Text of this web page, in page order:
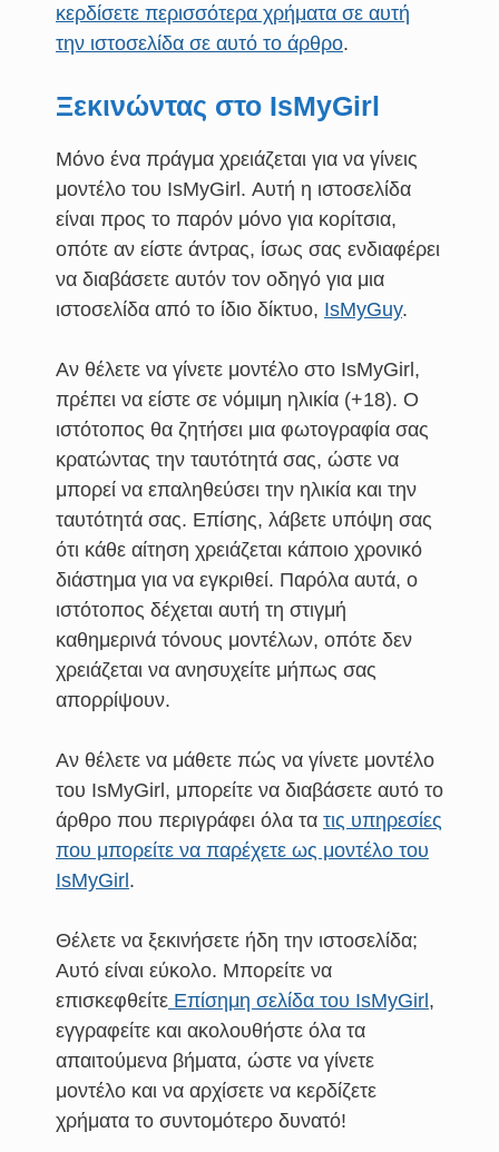
κερδίσετε περισσότερα χρήματα σε αυτή
την ιστοσελίδα σε αυτό το άρθρο.
Ξεκινώντας στο IsMyGirl
Μόνο ένα πράγμα χρειάζεται για να γίνεις
μοντέλο του IsMyGirl. Αυτή η ιστοσελίδα
είναι προς το παρόν μόνο για κορίτσια,
οπότε αν είστε άντρας, ίσως σας ενδιαφέρει
να διαβάσετε αυτόν τον οδηγό για μια
ιστοσελίδα από το ίδιο δίκτυο, IsMyGuy.
Αν θέλετε να γίνετε μοντέλο στο IsMyGirl,
πρέπει να είστε σε νόμιμη ηλικία (+18). Ο
ιστότοπος θα ζητήσει μια φωτογραφία σας
κρατώντας την ταυτότητά σας, ώστε να
μπορεί να επαληθεύσει την ηλικία και την
ταυτότητά σας. Επίσης, λάβετε υπόψη σας
ότι κάθε αίτηση χρειάζεται κάποιο χρονικό
διάστημα για να εγκριθεί. Παρόλα αυτά, ο
ιστότοπος δέχεται αυτή τη στιγμή
καθημερινά τόνους μοντέλων, οπότε δεν
χρειάζεται να ανησυχείτε μήπως σας
απορρίψουν.
Αν θέλετε να μάθετε πώς να γίνετε μοντέλο
του IsMyGirl, μπορείτε να διαβάσετε αυτό το
άρθρο που περιγράφει όλα τα τις υπηρεσίες
που μπορείτε να παρέχετε ως μοντέλο του
IsMyGirl.
Θέλετε να ξεκινήσετε ήδη την ιστοσελίδα;
Αυτό είναι εύκολο. Μπορείτε να
επισκεφθείτε Επίσημη σελίδα του IsMyGirl,
εγγραφείτε και ακολουθήστε όλα τα
απαιτούμενα βήματα, ώστε να γίνετε
μοντέλο και να αρχίσετε να κερδίζετε
χρήματα το συντομότερο δυνατό!